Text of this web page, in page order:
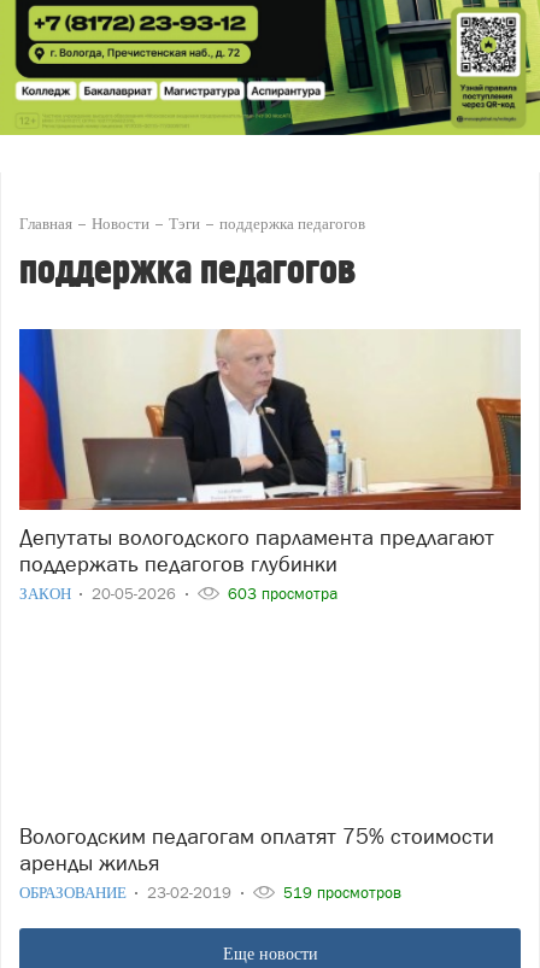
Главная Новости Тэги поддержка педагогов
поддержка педагогов
Депутаты вологодского парламента предлагают
поддержать педагогов глубинки
ЗАКОН 20-05-2026 603 просмотра
Вологодским педагогам оплатят 75% стоимости
аренды жилья
ОБРАЗОВАНИЕ 23-02-2019 519 просмотров
Еще новости